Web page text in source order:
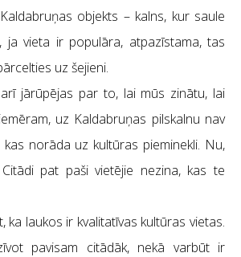
objekts – kalns, kur saule
ja vieta ir populāra, atpazīstama, tas
uz šejieni.
jārūpējas par to, lai mūs zinātu, lai
uz Kaldabruņas pilskalnu nav
norāda uz kultūras pieminekli. Nu,
pat paši vietējie nezina, kas te
ka laukos ir kvalitatīvas kultūras vietas.
pavisam citādāk, nekā varbūt ir